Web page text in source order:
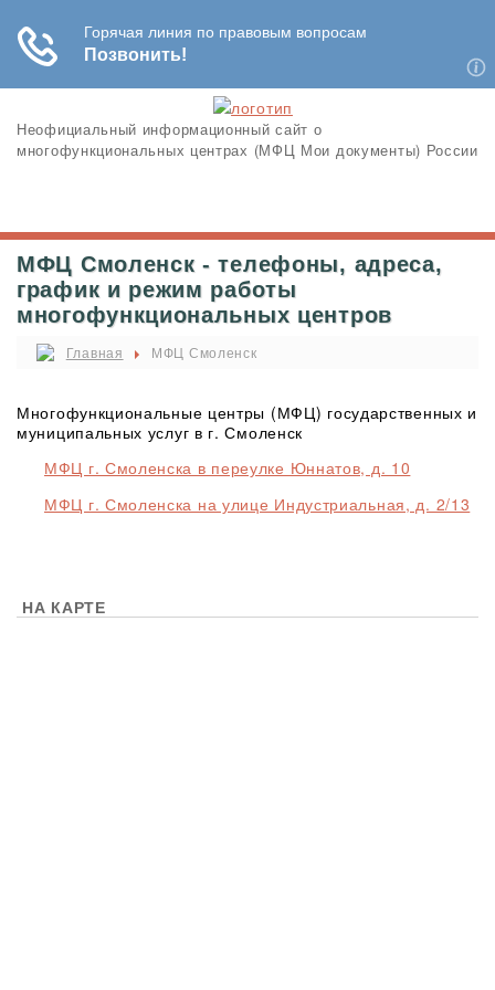
Неофициальный информационный сайт о
многофункциональных центрах (МФЦ Мои документы) России
МФЦ Смоленск - телефоны, адреса,
график и режим работы
многофункциональных центров
Главная МФЦ Смоленск
Многофункциональные центры (МФЦ) государственных и
муниципальных услуг в г. Смоленск
МФЦ г. Смоленска в переулке Юннатов, д. 10
МФЦ г. Смоленска на улице Индустриальная, д. 2/13
НА КАРТЕ